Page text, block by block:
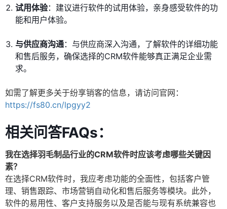
试用体验：建议进行软件的试用体验，亲身感受软件的功
能和用户体验。
与供应商沟通：与供应商深入沟通，了解软件的详细功能
和售后服务，确保选择的CRM软件能够真正满足企业需
求。
如需了解更多关于纷享销客的信息，请访问官网：
https://fs80.cn/lpgyy2
相关问答FAQs：
我在选择羽毛制品行业的CRM软件时应该考虑哪些关键因
素？
在选择CRM软件时，我应考虑功能的全面性，包括客户管
理、销售跟踪、市场营销自动化和售后服务等模块。此外，
软件的易用性、客户支持服务以及是否能与现有系统兼容也